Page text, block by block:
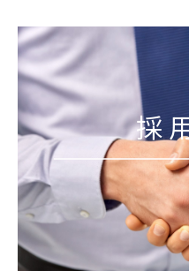
採